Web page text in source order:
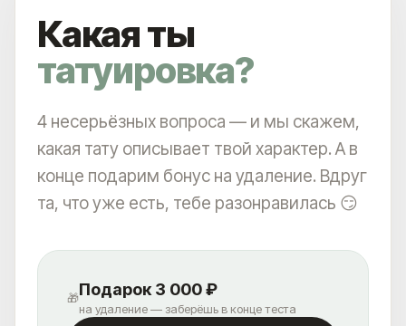
Какая ты
татуировка?
4 несерьёзных вопроса — и мы скажем,
какая тату описывает твой характер. А в
конце подарим бонус на удаление. Вдруг
та, что уже есть, тебе разонравилась 😏
🎁Подарок 3 000 ₽
на удаление — заберёшь в конце теста